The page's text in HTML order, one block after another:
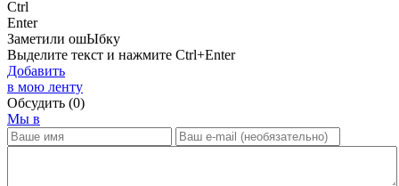
Ctrl
Enter
Заметили ошЫбку
Выделите текст и нажмите Ctrl+Enter
Добавить
в мою ленту
Обсудить (0)
Мы в